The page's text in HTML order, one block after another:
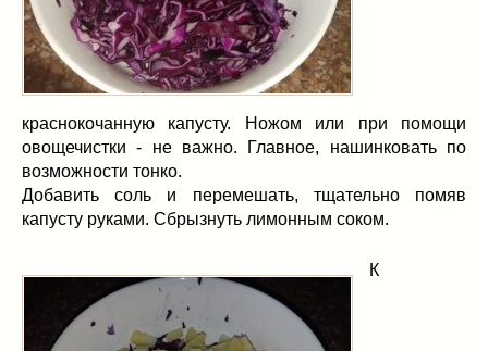
краснокочанную капусту. Ножом или при помощи
овощечистки - не важно. Главное, нашинковать по
возможности тонко.
Добавить соль и перемешать, тщательно помяв
капусту руками. Сбрызнуть лимонным соком.
К